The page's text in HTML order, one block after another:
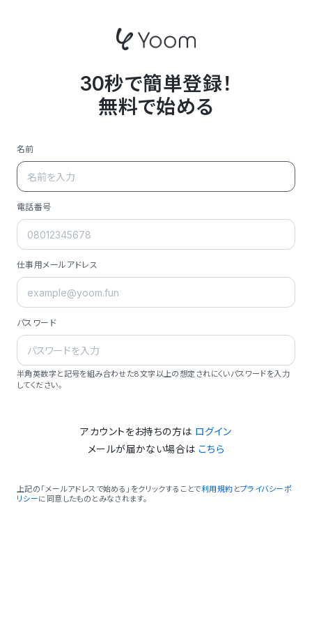
30秒で簡単登録！
無料で始める
名前
電話番号
仕事用メールアドレス
パスワード
半角英数字と記号を組み合わせた8文字以上の想定されにくいパスワードを入力
してください。
アカウントをお持ちの方は ログイン
メールが届かない場合は こちら
上記の「メールアドレスで始める」をクリックすることで利用規約 とプライバシーポ
リシーに同意したものとみなされます。